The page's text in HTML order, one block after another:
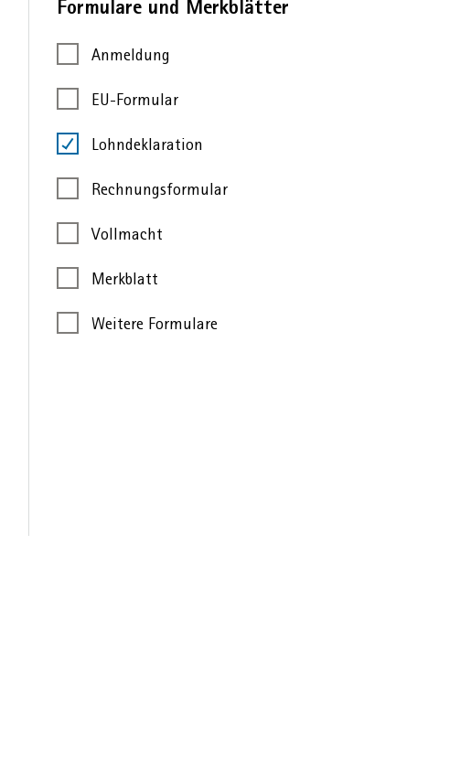
Formulare und Merkblätter
Anmeldung
EU-Formular
Lohndeklaration
Rechnungsformular
Vollmacht
Merkblatt
Weitere Formulare